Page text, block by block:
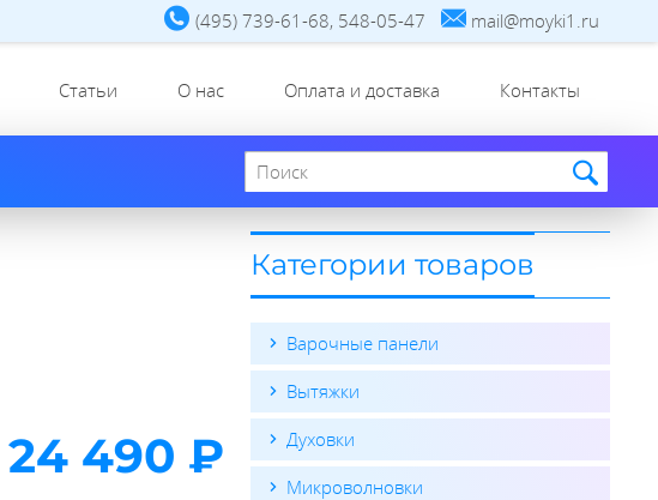
(495) 739-61-68, 548-05-47 mail@moyki1.ru
Статьи О нас Оплата и доставка Контакты
Поиск по сайту
24 490 ₽
Категории товаров
Варочные панели
Вытяжки
Духовки
Микроволновки